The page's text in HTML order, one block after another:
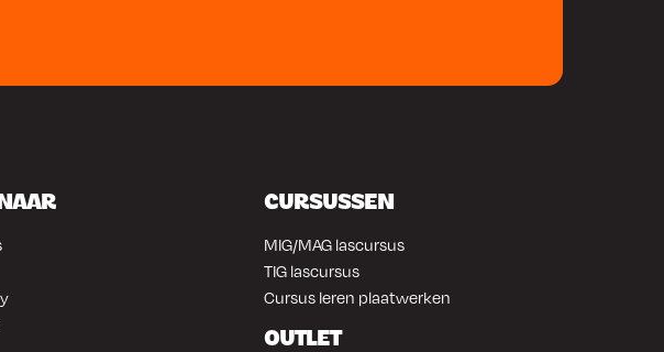
CURSUSSEN
MIG/MAG lascursus
TIG lascursus
Cursus leren plaatwerken
OUTLET